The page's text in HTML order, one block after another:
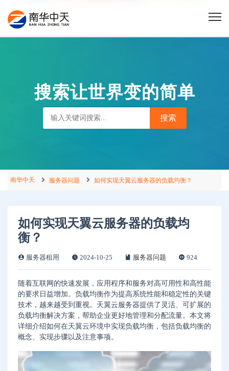
搜索让世界变的简单
南华中天 服务器问题 如何实现天翼云服务器的负载均衡？
如何实现天翼云服务器的负载均
衡？
服务器租用 2024-10-25 服务器问题 924
随着互联网的快速发展，应用程序和服务对高可用性和高性能
的要求日益增加。负载均衡作为提高系统性能和稳定性的关键
技术，越来越受到重视。天翼云服务器提供了灵活、可扩展的
负载均衡解决方案，帮助企业更好地管理和分配流量。本文将
详细介绍如何在天翼云环境中实现负载均衡，包括负载均衡的
概念、实现步骤以及注意事项。